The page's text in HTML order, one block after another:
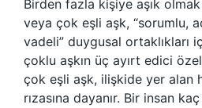
Birden fazla kişiye aşık
veya çok eşli aşk, “sorumlu,
vadeli” duygusal ortaklıkları
çoklu aşkın üç ayırt edici
çok eşli aşk, ilişkide yer alan
rızasına dayanır. Bir insan